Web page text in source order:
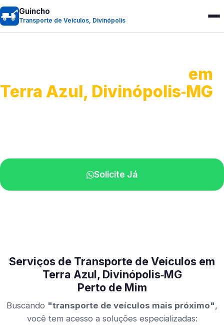
Guincho
Transporte de Veículos, Divinópolis
em
Terra Azul, Divinópolis‑MG
Solicite Já
Serviços de Transporte de Veículos em
Terra Azul, Divinópolis‑MG
Perto de Mim
Buscando "transporte de veículos mais próximo",
você tem acesso a soluções especializadas: